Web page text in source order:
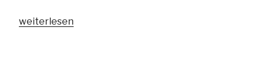
„Dürfen
weiterlesen